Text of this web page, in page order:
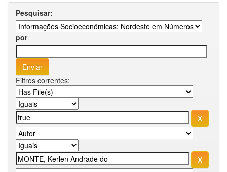
Pesquisar:
por
Filtros correntes: